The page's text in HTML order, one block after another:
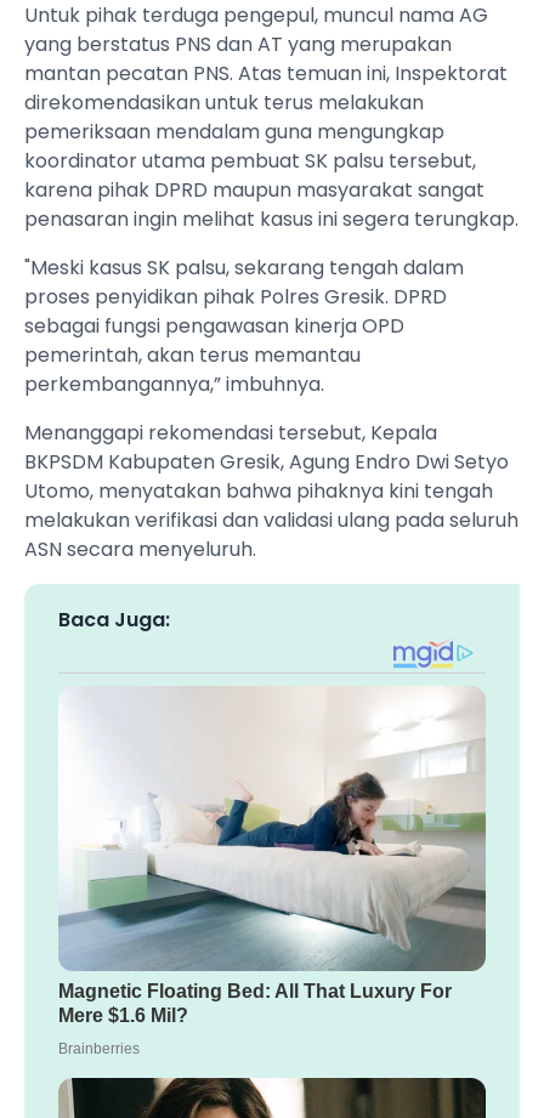
​Untuk pihak terduga pengepul, muncul nama AG
yang berstatus PNS dan AT yang merupakan
mantan pecatan PNS. Atas temuan ini, Inspektorat
direkomendasikan untuk terus melakukan
pemeriksaan mendalam guna mengungkap
koordinator utama pembuat SK palsu tersebut,
karena pihak DPRD maupun masyarakat sangat
penasaran ingin melihat kasus ini segera terungkap.
​"Meski kasus SK palsu, sekarang tengah dalam
proses penyidikan pihak Polres Gresik. DPRD
sebagai fungsi pengawasan kinerja OPD
pemerintah, akan terus memantau
perkembangannya,” imbuhnya.
​Menanggapi rekomendasi tersebut, Kepala
BKPSDM Kabupaten Gresik, Agung Endro Dwi Setyo
Utomo, menyatakan bahwa pihaknya kini tengah
melakukan verifikasi dan validasi ulang pada seluruh
ASN secara menyeluruh.
Baca Juga: